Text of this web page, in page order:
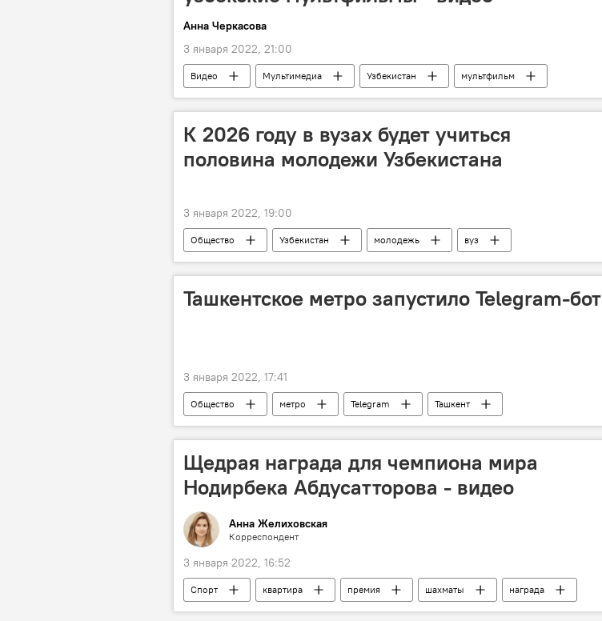
Анна Черкасова
3 января 2022, 21:00
Видео Мультимедиа Узбекистан мультфильм
К 2026 году в вузах будет учиться
половина молодежи Узбекистана
3 января 2022, 19:00
Общество Узбекистан молодежь вуз
Ташкентское метро запустило Telegram-бот
3 января 2022, 17:41
Общество метро Telegram Ташкент
Щедрая награда для чемпиона мира
Нодирбека Абдусатторова - видео
Анна Желиховская
Корреспондент
3 января 2022, 16:52
Спорт квартира премия шахматы
награда
Нодирбек Абдусатторов